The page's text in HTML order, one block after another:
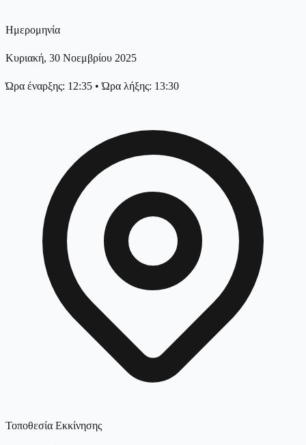
Ημερομηνία
Κυριακή, 30 Νοεμβρίου 2025
Ώρα έναρξης: 12:35 •Ώρα λήξης: 13:30
Τοποθεσία Εκκίνησης